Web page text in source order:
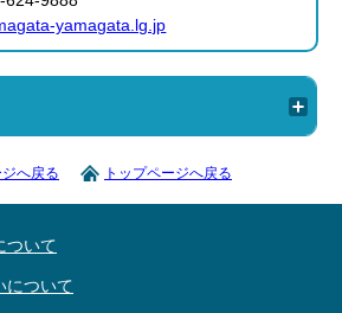
yamagata.lg.jp
へ戻る トップページへ戻る
ついて
について